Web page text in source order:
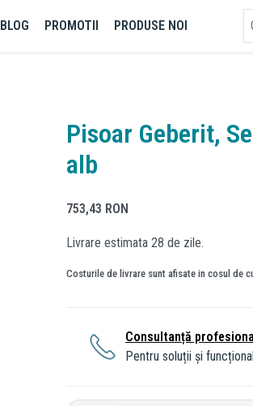
BLOG PROMOTII PRODUSE NOI
Pisoar Geberit,
alb
753,43 RON
Livrare estimata 28 de zile.
Costurile de livrare sunt afisate in cosul de
Consultanță
Pentru soluții și